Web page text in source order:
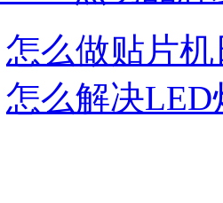
怎么做贴片
怎么解决